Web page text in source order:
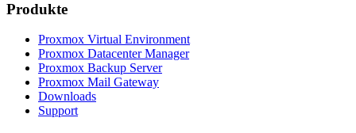
Produkte
Proxmox Virtual Environment
Proxmox Datacenter Manager
Proxmox Backup Server
Proxmox Mail Gateway
Downloads
Support